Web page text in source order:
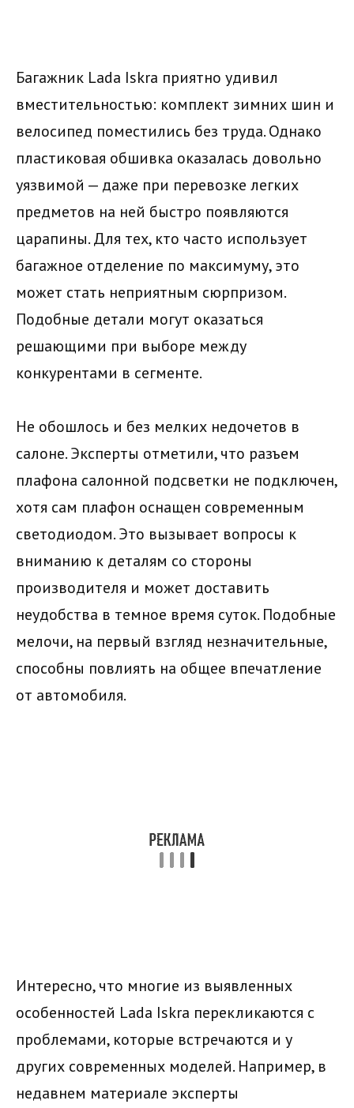
Багажник Lada Iskra приятно удивил
вместительностью: комплект зимних шин и
велосипед поместились без труда. Однако
пластиковая обшивка оказалась довольно
уязвимой — даже при перевозке легких
предметов на ней быстро появляются
царапины. Для тех, кто часто использует
багажное отделение по максимуму, это
может стать неприятным сюрпризом.
Подобные детали могут оказаться
решающими при выборе между
конкурентами в сегменте.
Не обошлось и без мелких недочетов в
салоне. Эксперты отметили, что разъем
плафона салонной подсветки не подключен,
хотя сам плафон оснащен современным
светодиодом. Это вызывает вопросы к
вниманию к деталям со стороны
производителя и может доставить
неудобства в темное время суток. Подобные
мелочи, на первый взгляд незначительные,
способны повлиять на общее впечатление
от автомобиля.
Интересно, что многие из выявленных
особенностей Lada Iskra перекликаются с
проблемами, которые встречаются и у
других современных моделей. Например, в
недавнем материале эксперты